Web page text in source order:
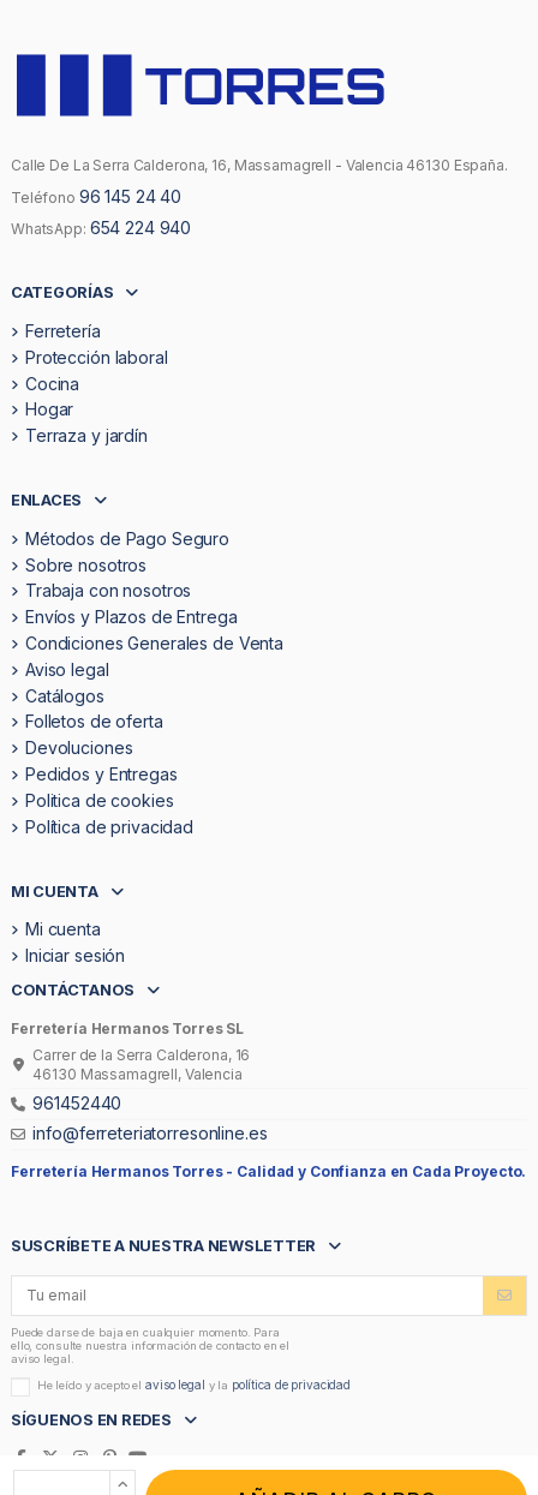
Calle De La Serra Calderona, 16, Massamagrell - Valencia 46130 España.
Teléfono 96 145 24 40
WhatsApp: 654 224 940
CATEGORÍAS
Ferretería
Protección laboral
Cocina
Hogar
Terraza y jardín
ENLACES
Métodos de Pago Seguro
Sobre nosotros
Trabaja con nosotros
Envíos y Plazos de Entrega
Condiciones Generales de Venta
Aviso legal
Catálogos
Folletos de oferta
Devoluciones
Pedidos y Entregas
Politica de cookies
Política de privacidad
MI CUENTA
Mi cuenta
Iniciar sesión
CONTÁCTANOS
Ferretería Hermanos Torres SL
Carrer de la Serra Calderona, 16
46130 Massamagrell, Valencia
961452440
info@ferreteriatorresonline.es
Ferretería Hermanos Torres - Calidad y Confianza en Cada Proyecto.
SUSCRÍBETE A NUESTRA NEWSLETTER
Puede darse de baja en cualquier momento. Para
ello, consulte nuestra información de contacto en el
aviso legal.
He leído y acepto elaviso legal y la política de privacidad
SÍGUENOS EN REDES